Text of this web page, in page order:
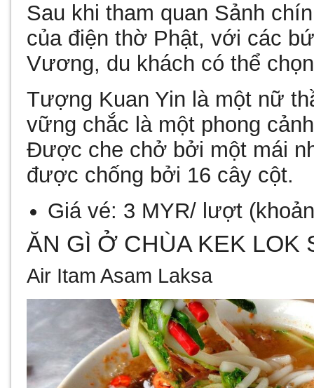
Sau khi tham quan Sảnh
của điện thờ Phật, với các
Vương, du khách có thể
Tượng Kuan Yin là một nữ
vững chắc là một phong
Được che chở bởi một mái
được chống bởi 16 cây cột.
Giá vé: 3 MYR/ lượt
ĂN GÌ Ở CHÙA KEK LOK
Air Itam Asam Laksa